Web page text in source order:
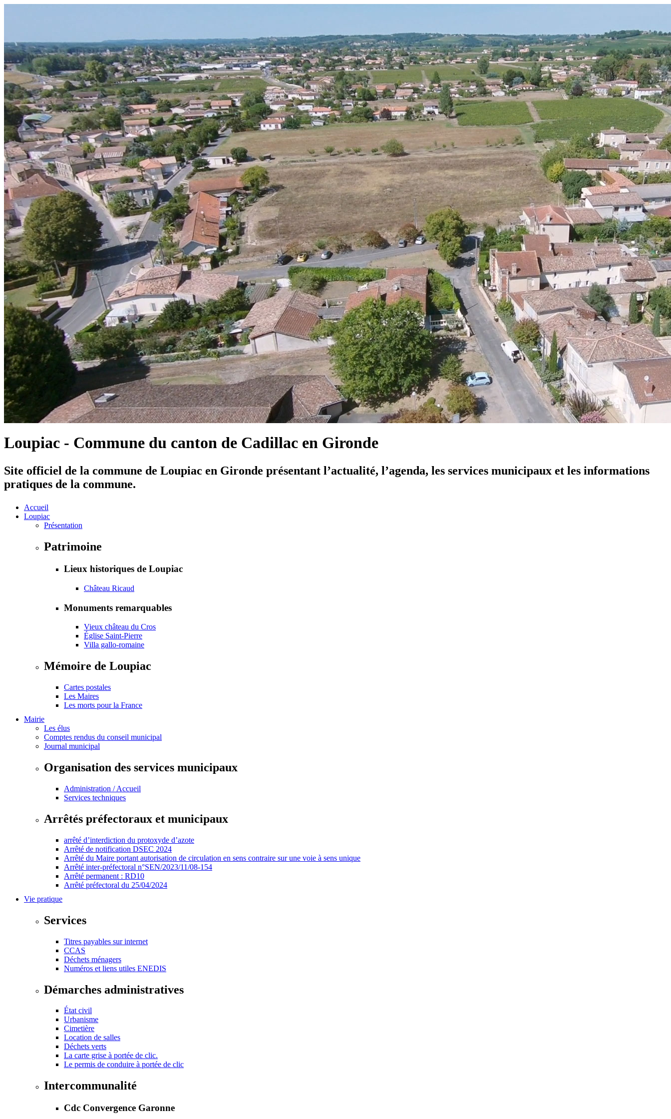
Loupiac - Commune du canton de Cadillac en Gironde
Site officiel de la commune de Loupiac en Gironde présentant l’actualité, l’agenda, les services municipaux et les informations
pratiques de la commune.
Accueil
Loupiac
Présentation
Patrimoine
Lieux historiques de Loupiac
Château Ricaud
Monuments remarquables
Vieux château du Cros
Église Saint-Pierre
Villa gallo-romaine
Mémoire de Loupiac
Cartes postales
Les Maires
Les morts pour la France
Mairie
Les élus
Comptes rendus du conseil municipal
Journal municipal
Organisation des services municipaux
Administration / Accueil
Services techniques
Arrêtés préfectoraux et municipaux
arrêté d’interdiction du protoxyde d’azote
Arrêté de notification DSEC 2024
Arrêté du Maire portant autorisation de circulation en sens contraire sur une voie à sens unique
Arrêté inter-préfectoral n°SEN/2023/11/08-154
Arrêté permanent : RD10
Arrêté préfectoral du 25/04/2024
Vie pratique
Services
Titres payables sur internet
CCAS
Déchets ménagers
Numéros et liens utiles ENEDIS
Démarches administratives
État civil
Urbanisme
Cimetière
Location de salles
Déchets verts
La carte grise à portée de clic.
Le permis de conduire à portée de clic
Intercommunalité
Cdc Convergence Garonne